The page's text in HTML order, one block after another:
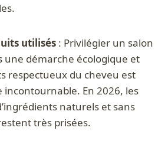
utilisés : Privilégier un salon
une démarche écologique et
respectueux du cheveu est
En 2026, les
naturels et sans
très prisées.